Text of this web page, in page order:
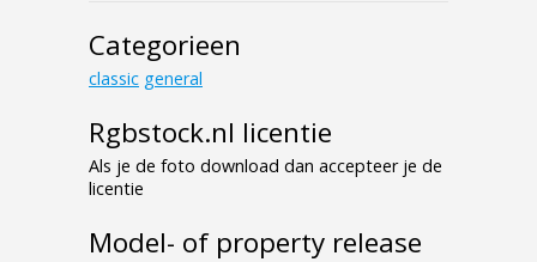
Categorieen
classic general
Rgbstock.nl licentie
Als je de foto download dan accepteer je de
licentie
Model- of property release